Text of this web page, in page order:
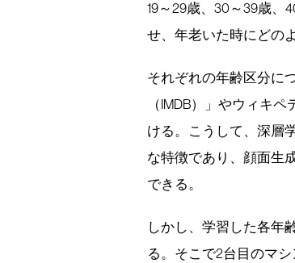
19～29歳、30～39歳、
せ、年老いた時にどの
それぞれの年齢区分に
（IMDB）」やウィキ
ける。こうして、深層
な特徴であり、顔面生
できる。
しかし、学習した各年
る。そこで2台目のマ